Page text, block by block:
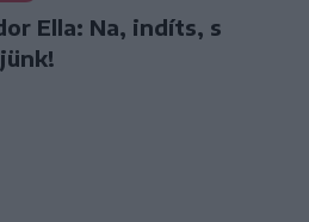
Ella: Na, indíts, s